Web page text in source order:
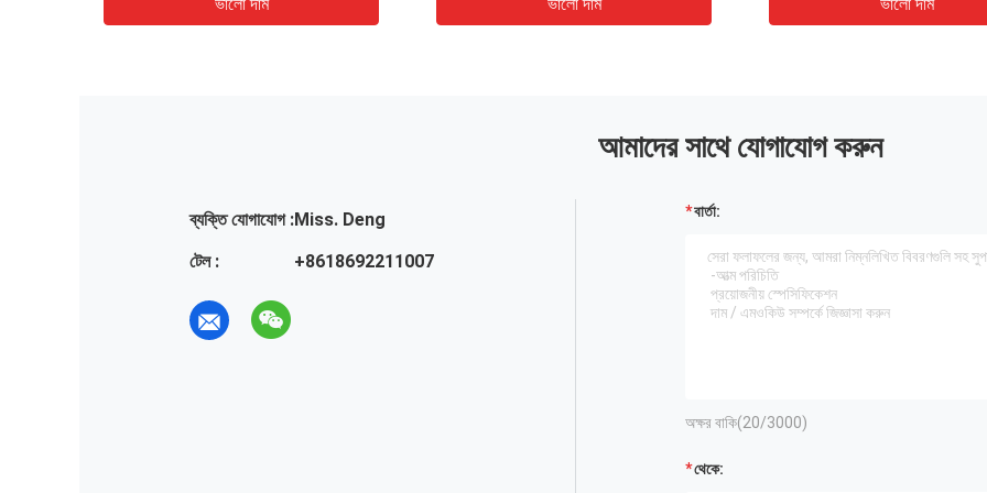
আমাদের সাথে যোগাযোগ করুন
ব্যক্তি যোগাযোগ :Miss. Deng
টেল :
+8618692211007
বার্তা:
অক্ষর বাকি(20/3000)
থেকে: